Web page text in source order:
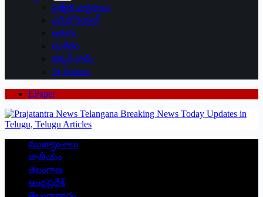
ప్రత్యేక వ్యాసాలు
ఎడిటోరియల్
అరుగు
సంకేతం
దక్కన్.కామ్
24 గంటలు
EPaper
ముఖ్యాంశాలు
జాతీయం
తెలంగాణ
ఆంధ్రప్రదేశ్